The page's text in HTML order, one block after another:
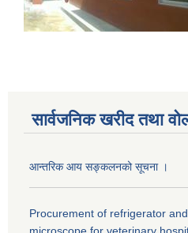
सार्वजनिक खरीद तथा
आन्तरिक आय सङ्कलनको सूचना ।
Procurement of refrigerator and
microscope for veterinary